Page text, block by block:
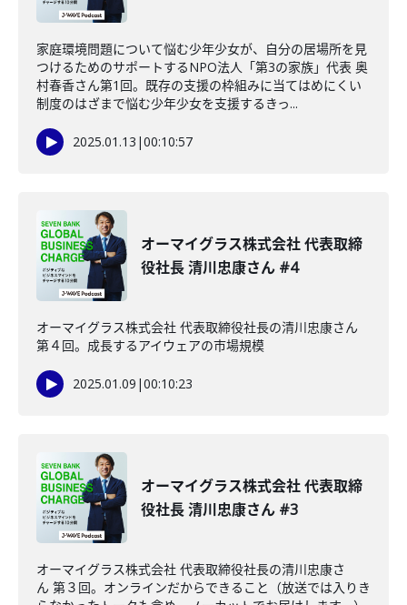
家庭環境問題について悩む少年少女が、自分の居場所を見
つけるためのサポートするNPO法人「第3の家族」代表 奥
村春香さん第1回。既存の支援の枠組みに当てはめにくい
制度のはざまで悩む少年少女を支援するきっ...
2025.01.13 |00:10:57
オーマイグラス株式会社 代表取締
役社長 清川忠康さん #4
オーマイグラス株式会社 代表取締役社長の清川忠康さん
第４回。成長するアイウェアの市場規模
2025.01.09 |00:10:23
オーマイグラス株式会社 代表取締
役社長 清川忠康さん #3
オーマイグラス株式会社 代表取締役社長の清川忠康さ
ん 第３回。オンラインだからできること（放送では入りき